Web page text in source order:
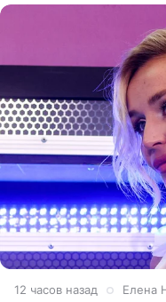
12 часов назад Елена